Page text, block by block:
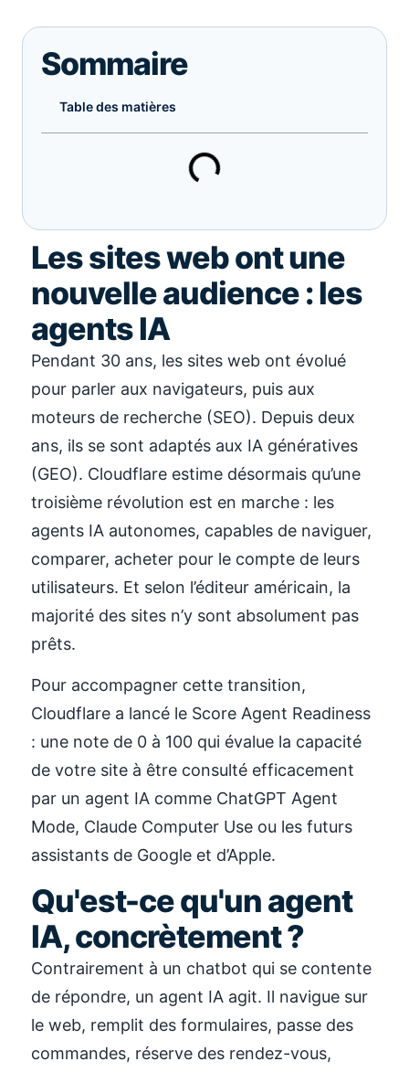
Sommaire
Table des matières
Les sites web ont une
nouvelle audience : les
agents IA
Pendant 30 ans, les sites web ont évolué
pour parler aux navigateurs, puis aux
moteurs de recherche (SEO). Depuis deux
ans, ils se sont adaptés aux IA génératives
(GEO). Cloudflare estime désormais qu’une
troisième révolution est en marche : les
agents IA autonomes, capables de naviguer,
comparer, acheter pour le compte de leurs
utilisateurs. Et selon l’éditeur américain, la
majorité des sites n’y sont absolument pas
prêts.
Pour accompagner cette transition,
Cloudflare a lancé le Score Agent Readiness
: une note de 0 à 100 qui évalue la capacité
de votre site à être consulté efficacement
par un agent IA comme ChatGPT Agent
Mode, Claude Computer Use ou les futurs
assistants de Google et d’Apple.
Qu'est-ce qu'un agent
IA, concrètement ?
Contrairement à un chatbot qui se contente
de répondre, un agent IA agit. Il navigue sur
le web, remplit des formulaires, passe des
commandes, réserve des rendez-vous,